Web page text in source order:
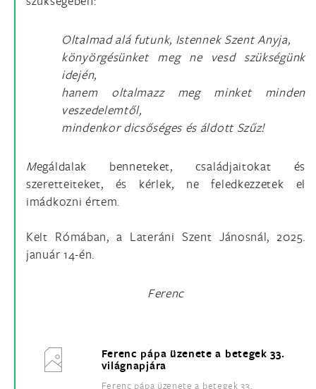
Oltalmad alá futunk, Istennek Szent Anyja,
könyörgésünket meg ne vesd szükségünk
idején,
hanem oltalmazz meg minket minden
veszedelemtől,
mindenkor dicsőséges és áldott Szűz!
Megáldalak benneteket, családjaitokat és
szeretteiteket, és kérlek, ne feledkezzetek el
imádkozni értem.
Kelt Rómában, a Lateráni Szent Jánosnál, 2025.
január 14-én.
Ferenc
Ferenc pápa üzenete a betegek 33.
világnapjára
Ferenc pápa üzenete a betegek 33.